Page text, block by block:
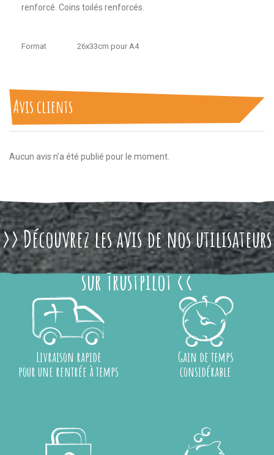
renforcé. Coins toilés renforcés.
Format 26x33cm pour A4
Avis clients
Aucun avis n'a été publié pour le moment.
>> Découvrez les avis de nos utilisateurs
sur Trustpilot <<
Livraison rapide
pour une rentrée à temps
Gain de temps
considérable